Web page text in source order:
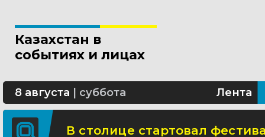
Казахстан в
событиях и лицах
8 августа суббота Лента
В Алматы благоустраивают
Сколько стоит собрать
В столице стартовал